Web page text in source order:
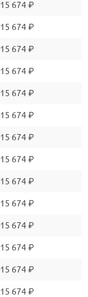
15 674 ₽
15 674 ₽
15 674 ₽
15 674 ₽
15 674 ₽
15 674 ₽
15 674 ₽
15 674 ₽
15 674 ₽
15 674 ₽
15 674 ₽
15 674 ₽
15 674 ₽
15 674 ₽